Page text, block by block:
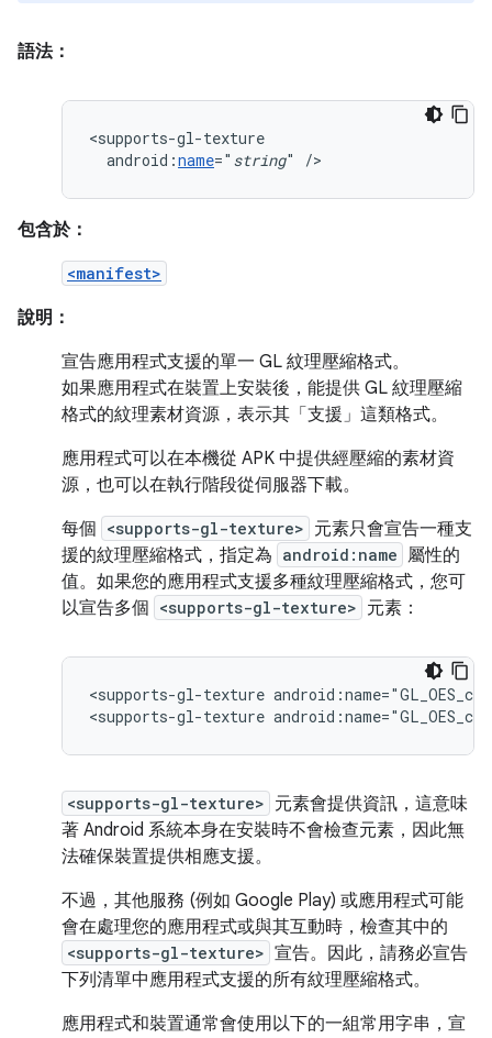
語法：
android:name=" string" />
包含於：
<manifest>
說明：
宣告應用程式支援的單一 GL 紋理壓縮格式。
如果應用程式在裝置上安裝後，能提供 GL 紋理壓縮
格式的紋理素材資源，表示其「支援」這類格式。
應用程式可以在本機從 APK 中提供經壓縮的素材資
源，也可以在執行階段從伺服器下載。
每個 <supports-gl-texture> 元素只會宣告一種支
援的紋理壓縮格式，指定為 android:name 屬性的
值。如果您的應用程式支援多種紋理壓縮格式，您可
以宣告多個 <supports-gl-texture> 元素：
<supports-gl-texture
<supports-gl-texture
<supports-gl-texture> 元素會提供資訊，這意味
著 Android 系統本身在安裝時不會檢查元素，因此無
法確保裝置提供相應支援。
不過，其他服務 (例如 Google Play) 或應用程式可能
會在處理您的應用程式或與其互動時，檢查其中的
<supports-gl-texture> 宣告。因此，請務必宣告
下列清單中應用程式支援的所有紋理壓縮格式。
應用程式和裝置通常會使用以下的一組常用字串，宣